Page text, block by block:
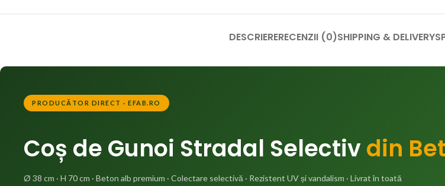
DESCRIERERECENZII (0)SHIPPING & DELIVERY
PRODUCĂTOR DIRECT · EFAB.RO
Coș de Gunoi Stradal Selectivdin
Ø 38 cm · H 70 cm · Beton alb premium · Colectare selectivă · Rezistent UV și vandalism · Livrat în toată